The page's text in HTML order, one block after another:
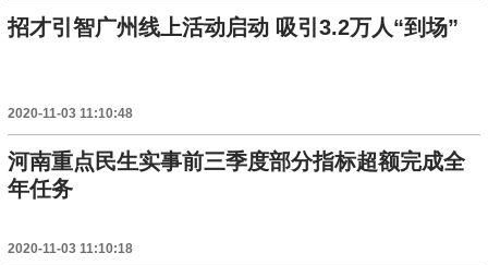
招才引智广州线上活动启动 吸引3.2万人“到场”
2020-11-03 11:10:48
河南重点民生实事前三季度部分指标超额完成全
年任务
2020-11-03 11:10:18